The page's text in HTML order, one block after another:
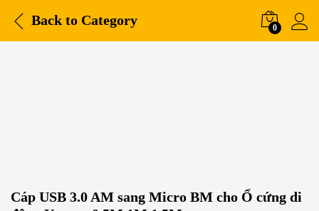
Back to Category 0
Cáp USB 3.0 AM sang Micro BM cho Ổ cứng di